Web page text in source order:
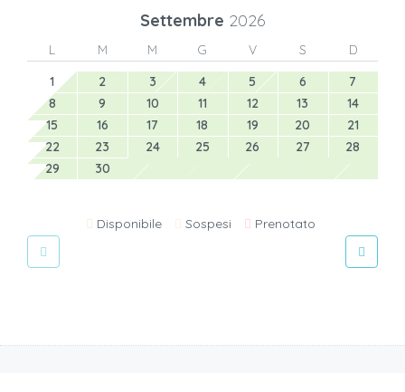
Settembre 2026
L M M G V S
D
1
2 3 4 5 6
7
8
9 10 11 12 13
14
15
16 17 18 19 20
21
22
23 24 25 26 27
28
29
30
Disponibile Sospesi Prenotato